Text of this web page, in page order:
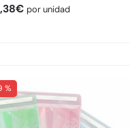
por unidad
%